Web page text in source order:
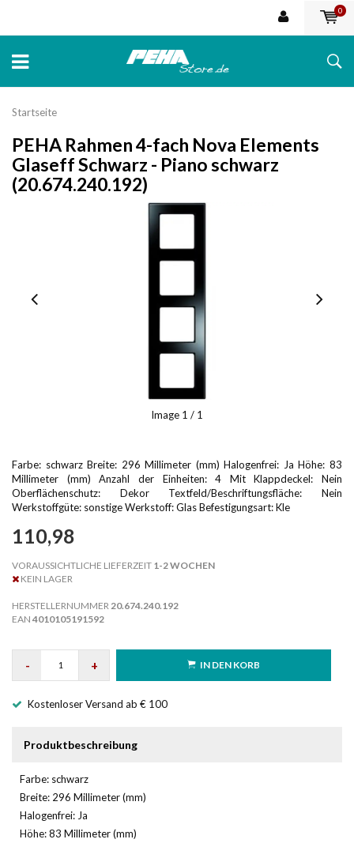
0
Startseite
PEHA Rahmen 4-fach Nova Elements
Glaseff Schwarz - Piano schwarz
(20.674.240.192)
Image 1 / 1
Farbe: schwarz Breite: 296 Millimeter (mm) Halogenfrei: Ja Höhe: 83
Millimeter (mm) Anzahl der Einheiten: 4 Mit Klappdeckel: Nein
Oberflächenschutz: Dekor Textfeld/Beschriftungsfläche: Nein
Werkstoffgüte: sonstige Werkstoff: Glas Befestigungsart: Kle
110,98
VORAUSSICHTLICHE LIEFERZEIT 1-2 WOCHEN
KEIN LAGER
HERSTELLERNUMMER 20.674.240.192
EAN 4010105191592
- + IN DEN KORB
Kostenloser Versand ab € 100
Produktbeschreibung
Farbe: schwarz
Breite: 296 Millimeter (mm)
Halogenfrei: Ja
Höhe: 83 Millimeter (mm)